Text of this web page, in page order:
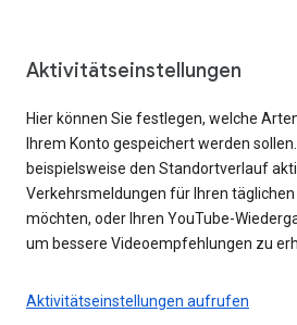
Aktivitätseinstellungen
Hier können Sie festlegen, welche
Ihrem Konto gespeichert werden
beispielsweise den Standortverlauf
Verkehrsmeldungen für Ihren
möchten, oder Ihren YouTube-
um bessere Videoempfehlungen zu
Aktivitätseinstellungen aufrufen